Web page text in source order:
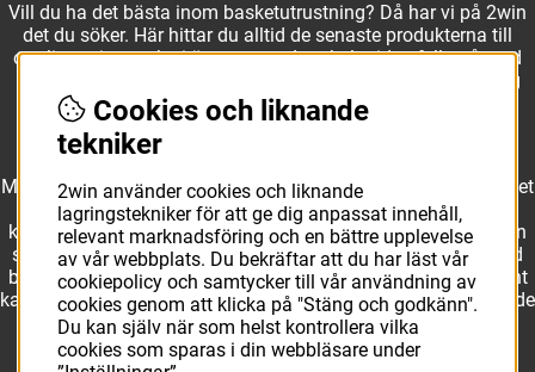
Vill du ha det bästa inom basketutrustning? Då har vi på 2win
det du söker. Här hittar du alltid de senaste produkterna till
otroliga priser, och vi är noga med att hela tiden fylla på med
nyheter i webbshopen. Det gör oss till ett naturligt val för dig
som vill ha utrustning som överträffar alla andra märken.
Med ett av Sveriges största kläd- och skosortiment inom basket
kan vi erbjuda allt som du eller din klubb behöver. Välj ut
kvalitativa basketbollar och basketskor från välkända märken
som Molten, Nike, Adidas och Spalding och komplettera med
basketkläder från Jordan. I vårt breda och prisvärda sortiment
kan vi erbjuda matchkläder som ger maximal rörelsefrihet, både
på och utanför planen. Oavsett vad du behöver för
basketutrustning kan du vara säker på att hitta den här.
Cookies och liknande
tekniker
2win använder cookies och liknande
lagringstekniker för att ge dig anpassat innehåll,
relevant marknadsföring och en bättre upplevelse
av vår webbplats. Du bekräftar att du har läst vår
cookiepolicy och samtycker till vår användning av
cookies genom att klicka på "Stäng och godkänn".
Du kan själv när som helst kontrollera vilka
cookies som sparas i din webbläsare under